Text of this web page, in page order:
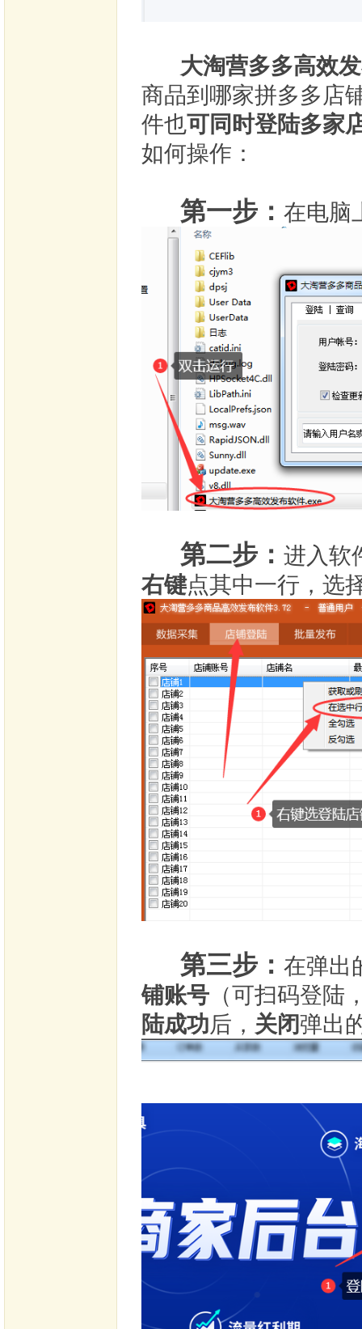
大淘营多多高效
商品到哪家拼多多店
件也可同时登陆多家
如何操作：
第一步： 在电脑
第二步： 进入软
右键点其中一行，选
第三步： 在弹出
铺账号 （可扫码登
陆成功后， 关闭弹出